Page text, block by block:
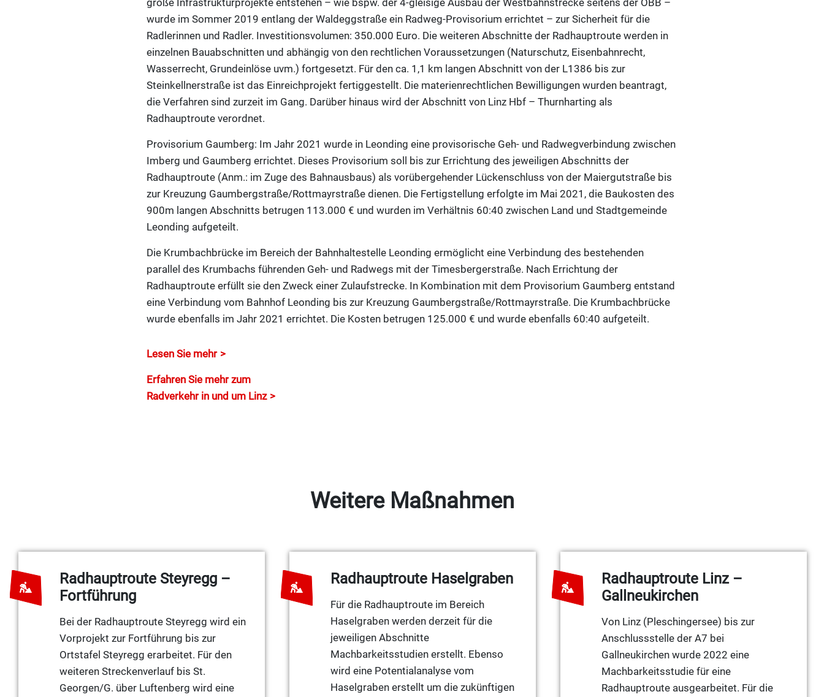
große Infrastrukturprojekte entstehen – wie bspw. der 4-gleisige Ausbau der Westbahnstrecke seitens der ÖBB –
wurde im Sommer 2019 entlang der Waldeggstraße ein Radweg-Provisorium errichtet – zur Sicherheit für die
Radlerinnen und Radler. Investitionsvolumen: 350.000 Euro. Die weiteren Abschnitte der Radhauptroute werden in
einzelnen Bauabschnitten und abhängig von den rechtlichen Voraussetzungen (Naturschutz, Eisenbahnrecht,
Wasserrecht, Grundeinlöse uvm.) fortgesetzt. Für den ca. 1,1 km langen Abschnitt von der L1386 bis zur
Steinkellnerstraße ist das Einreichprojekt fertiggestellt. Die materienrechtlichen Bewilligungen wurden beantragt,
die Verfahren sind zurzeit im Gang. Darüber hinaus wird der Abschnitt von Linz Hbf – Thurnharting als
Radhauptroute verordnet.
Provisorium Gaumberg: Im Jahr 2021 wurde in Leonding eine provisorische Geh- und Radwegverbindung zwischen
Imberg und Gaumberg errichtet. Dieses Provisorium soll bis zur Errichtung des jeweiligen Abschnitts der
Radhauptroute (Anm.: im Zuge des Bahnausbaus) als vorübergehender Lückenschluss von der Maiergutstraße bis
zur Kreuzung Gaumbergstraße/Rottmayrstraße dienen. Die Fertigstellung erfolgte im Mai 2021, die Baukosten des
900m langen Abschnitts betrugen 113.000 € und wurden im Verhältnis 60:40 zwischen Land und Stadtgemeinde
Leonding aufgeteilt.
Die Krumbachbrücke im Bereich der Bahnhaltestelle Leonding ermöglicht eine Verbindung des bestehenden
parallel des Krumbachs führenden Geh- und Radwegs mit der Timesbergerstraße. Nach Errichtung der
Radhauptroute erfüllt sie den Zweck einer Zulaufstrecke. In Kombination mit dem Provisorium Gaumberg entstand
eine Verbindung vom Bahnhof Leonding bis zur Kreuzung Gaumbergstraße/Rottmayrstraße. Die Krumbachbrücke
wurde ebenfalls im Jahr 2021 errichtet. Die Kosten betrugen 125.000 € und wurde ebenfalls 60:40 aufgeteilt.
Lesen Sie mehr
Erfahren Sie mehr zum
Radverkehr in und um Linz
Weitere Maßnahmen
Radhauptroute Steyregg –
Fortführung
Bei der Radhauptroute Steyregg wird ein
Vorprojekt zur Fortführung bis zur
Ortstafel Steyregg erarbeitet. Für den
weiteren Streckenverlauf bis St.
Georgen/G. über Luftenberg wird eine
Radhauptroute Haselgraben
Für die Radhauptroute im Bereich
Haselgraben werden derzeit für die
jeweiligen Abschnitte
Machbarkeitsstudien erstellt. Ebenso
wird eine Potentialanalyse vom
Haselgraben erstellt um die zukünftigen
Radhauptroute Linz –
Gallneukirchen
Von Linz (Pleschingersee) bis zur
Anschlussstelle der A7 bei
Gallneukirchen wurde 2022 eine
Machbarkeitsstudie für eine
Radhauptroute ausgearbeitet. Für die